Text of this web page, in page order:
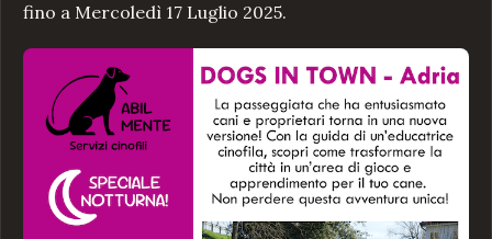
fino a Mercoledì 17 Luglio 2025.